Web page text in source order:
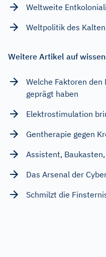
Weltweite
Weltpolitik des
Weitere Artikel auf
Welche Faktoren
geprägt haben
Elektrostimulation
Gentherapie gegen
Assistent,
Das Arsenal der
Schmilzt die